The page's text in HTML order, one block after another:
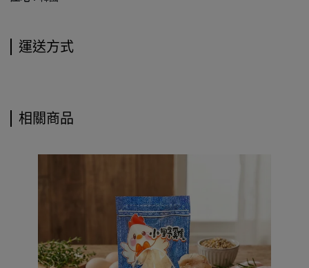
運送方式
相關商品